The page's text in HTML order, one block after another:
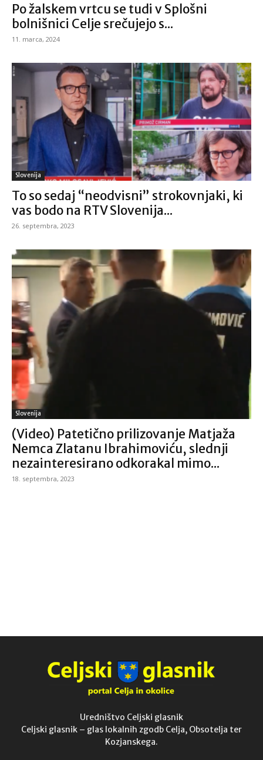
Po žalskem vrtcu se tudi v Splošni
bolnišnici Celje srečujejo s...
11. marca, 2024
Slovenija
To so sedaj “neodvisni” strokovnjaki, ki
vas bodo na RTV Slovenija...
26. septembra, 2023
Slovenija
(Video) Patetično prilizovanje Matjaža
Nemca Zlatanu Ibrahimoviću, slednji
nezainteresirano odkorakal mimo...
18. septembra, 2023
Uredništvo Celjski glasnik
Celjski glasnik – glas lokalnih zgodb Celja, Obsotelja ter
Kozjanskega.